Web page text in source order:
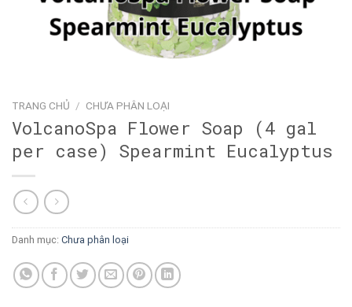
TRANG CHỦ / CHƯA PHÂN LOẠI
VolcanoSpa Flower Soap (4 gal
per case) Spearmint Eucalyptus
Danh mục: Chưa phân loại